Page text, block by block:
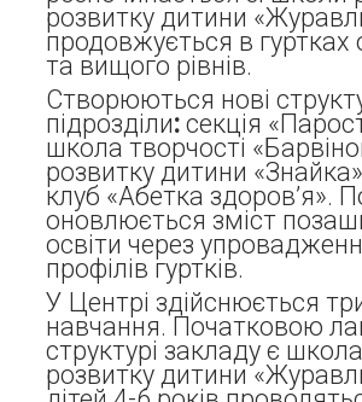
розвитку дитини
продовжується в гуртках
та вищого рівнів.
Створюються нові
підрозділи: секція
школа творчості
розвитку дитини
клуб «Абетка здоров’я».
оновлюється зміст
освіти через
профілів гуртків.
У Центрі здійснюється
навчання. Початковою
структурі закладу є
розвитку дитини